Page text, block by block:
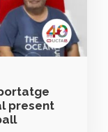
present